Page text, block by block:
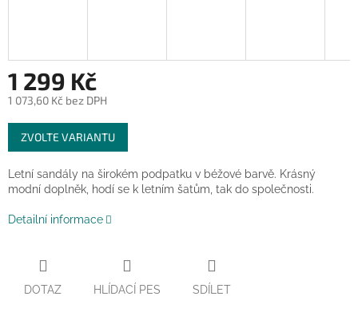
1 299 Kč
1 073,60 Kč bez DPH
Měrná
cena:
ZVOLTE VARIANTU
Letní sandály na širokém podpatku v béžové barvě. Krásný
modní doplněk, hodí se k letním šatům, tak do společnosti.
Detailní informace
DOTAZ HLÍDACÍ PES SDÍLET